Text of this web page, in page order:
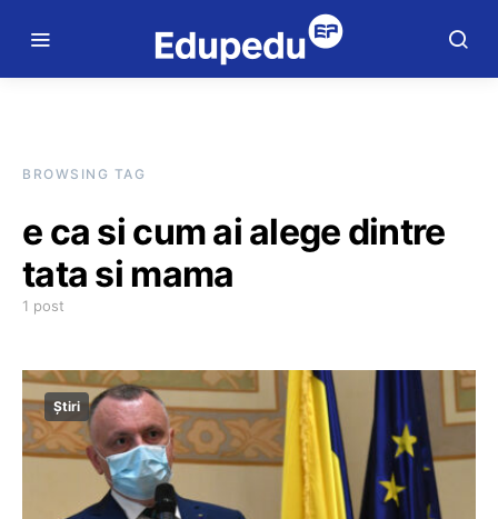
BROWSING TAG
e ca si cum ai alege dintre
tata si mama
1 post
Știri